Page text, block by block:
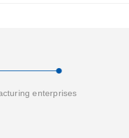
enterprises